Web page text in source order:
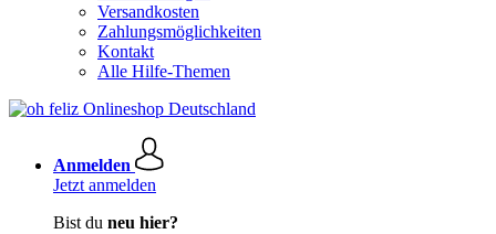
Versandkosten
Zahlungsmöglichkeiten
Kontakt
Alle Hilfe-Themen
Anmelden
Jetzt anmelden
Bist du neu hier?